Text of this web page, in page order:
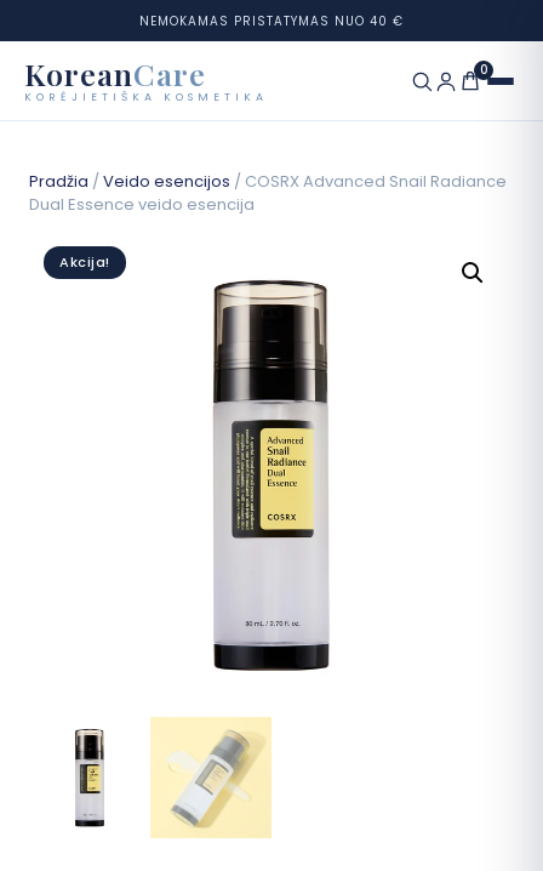
NEMOKAMAS PRISTATYMAS NUO 40 €
KoreanCare
KORĖJIETIŠKA KOSMETIKA
0
turinioPradžia /Veido esencijos / COSRX Advanced Snail Radiance
Dual Essence veido esencija
Akcija!